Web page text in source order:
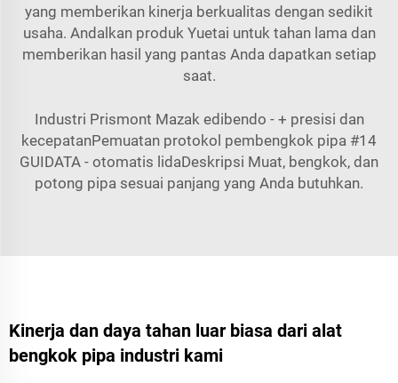
yang memberikan kinerja berkualitas dengan sedikit
usaha. Andalkan produk Yuetai untuk tahan lama dan
memberikan hasil yang pantas Anda dapatkan setiap
saat.
Industri Prismont Mazak edibendo - + presisi dan
kecepatanPemuatan protokol pembengkok pipa #14
GUIDATA - otomatis lidaDeskripsi Muat, bengkok, dan
potong pipa sesuai panjang yang Anda butuhkan.
Kinerja dan daya tahan luar biasa dari alat
bengkok pipa industri kami